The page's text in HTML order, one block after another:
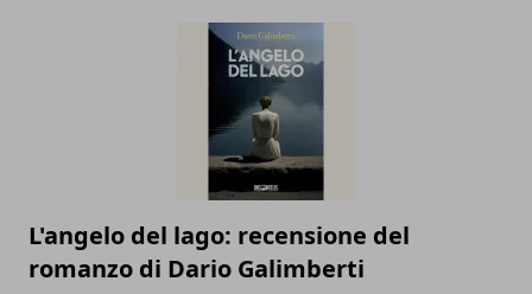
L'angelo del lago: recensione del
romanzo di Dario Galimberti